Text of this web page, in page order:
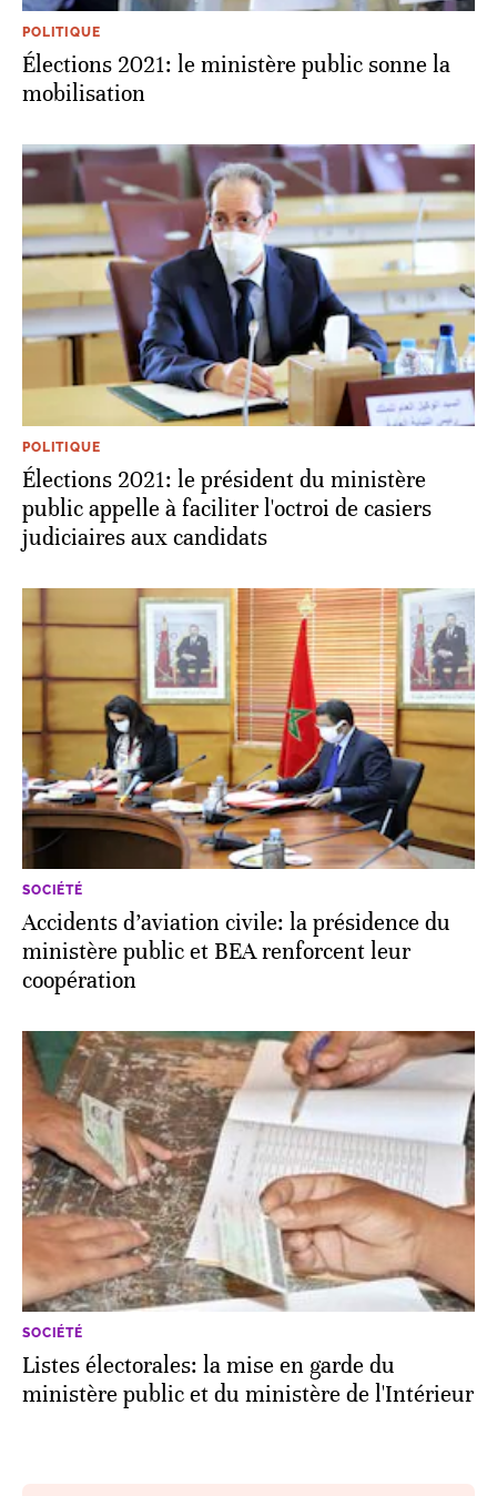
POLITIQUE
Élections 2021: le ministère public sonne la
mobilisation
POLITIQUE
Élections 2021: le président du ministère
public appelle à faciliter l'octroi de casiers
judiciaires aux candidats
SOCIÉTÉ
Accidents d’aviation civile: la présidence du
ministère public et BEA renforcent leur
coopération
SOCIÉTÉ
Listes électorales: la mise en garde du
ministère public et du ministère de l'Intérieur